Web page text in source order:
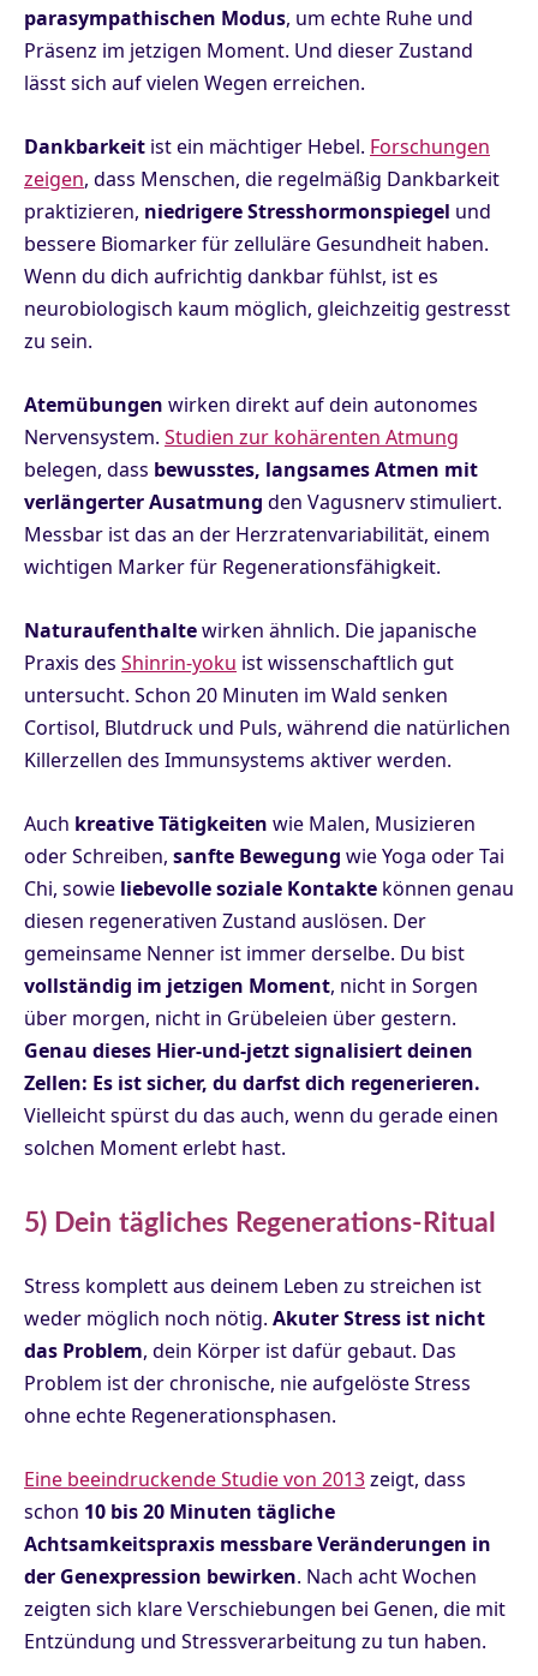
parasympathischen Modus, um echte Ruhe und
Präsenz im jetzigen Moment. Und dieser Zustand
lässt sich auf vielen Wegen erreichen.
Dankbarkeit ist ein mächtiger Hebel. Forschungen
zeigen, dass Menschen, die regelmäßig Dankbarkeit
praktizieren, niedrigere Stresshormonspiegel und
bessere Biomarker für zelluläre Gesundheit haben.
Wenn du dich aufrichtig dankbar fühlst, ist es
neurobiologisch kaum möglich, gleichzeitig gestresst
zu sein.
Atemübungen wirken direkt auf dein autonomes
Nervensystem. Studien zur kohärenten Atmung
belegen, dass bewusstes, langsames Atmen mit
verlängerter Ausatmung den Vagusnerv stimuliert.
Messbar ist das an der Herzratenvariabilität, einem
wichtigen Marker für Regenerationsfähigkeit.
Naturaufenthaltewirken ähnlich. Die japanische
Praxis des Shinrin-yoku ist wissenschaftlich gut
untersucht. Schon 20 Minuten im Wald senken
Cortisol, Blutdruck und Puls, während die natürlichen
Killerzellen des Immunsystems aktiver werden.
Auch kreative Tätigkeiten wie Malen, Musizieren
oder Schreiben, sanfte Bewegung wie Yoga oder Tai
Chi, sowie liebevolle soziale Kontakte können genau
diesen regenerativen Zustand auslösen. Der
gemeinsame Nenner ist immer derselbe. Du bist
vollständig im jetzigen Moment, nicht in Sorgen
über morgen, nicht in Grübeleien über gestern.
Genau dieses Hier-und-jetzt signalisiert deinen
Zellen: Es ist sicher, du darfst dich regenerieren.
Vielleicht spürst du das auch, wenn du gerade einen
solchen Moment erlebt hast.
5) Dein tägliches Regenerations-Ritual
Stress komplett aus deinem Leben zu streichen ist
weder möglich noch nötig. Akuter Stress ist nicht
das Problem, dein Körper ist dafür gebaut. Das
Problem ist der chronische, nie aufgelöste Stress
ohne echte Regenerationsphasen.
Eine beeindruckende Studie von 2013zeigt, dass
schon 10 bis 20 Minuten tägliche
Achtsamkeitspraxis messbare Veränderungen in
der Genexpression bewirken. Nach acht Wochen
zeigten sich klare Verschiebungen bei Genen, die mit
Entzündung und Stressverarbeitung zu tun haben.